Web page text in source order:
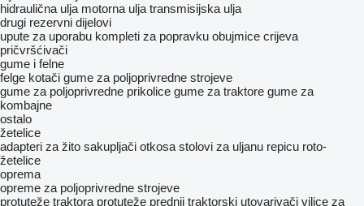
hidraulična ulja motorna ulja transmisijska ulja
drugi rezervni dijelovi
upute za uporabu kompleti za popravku obujmice crijeva
pričvršćivači
gume i felne
felge kotači gume za poljoprivredne strojeve
gume za poljoprivredne prikolice gume za traktore gume za
kombajne
ostalo
žetelice
adapteri za žito sakupljači otkosa stolovi za uljanu repicu roto-
žetelice
oprema
opreme za poljoprivredne strojeve
protuteže traktora protuteže prednji traktorski utovarivači vilice za